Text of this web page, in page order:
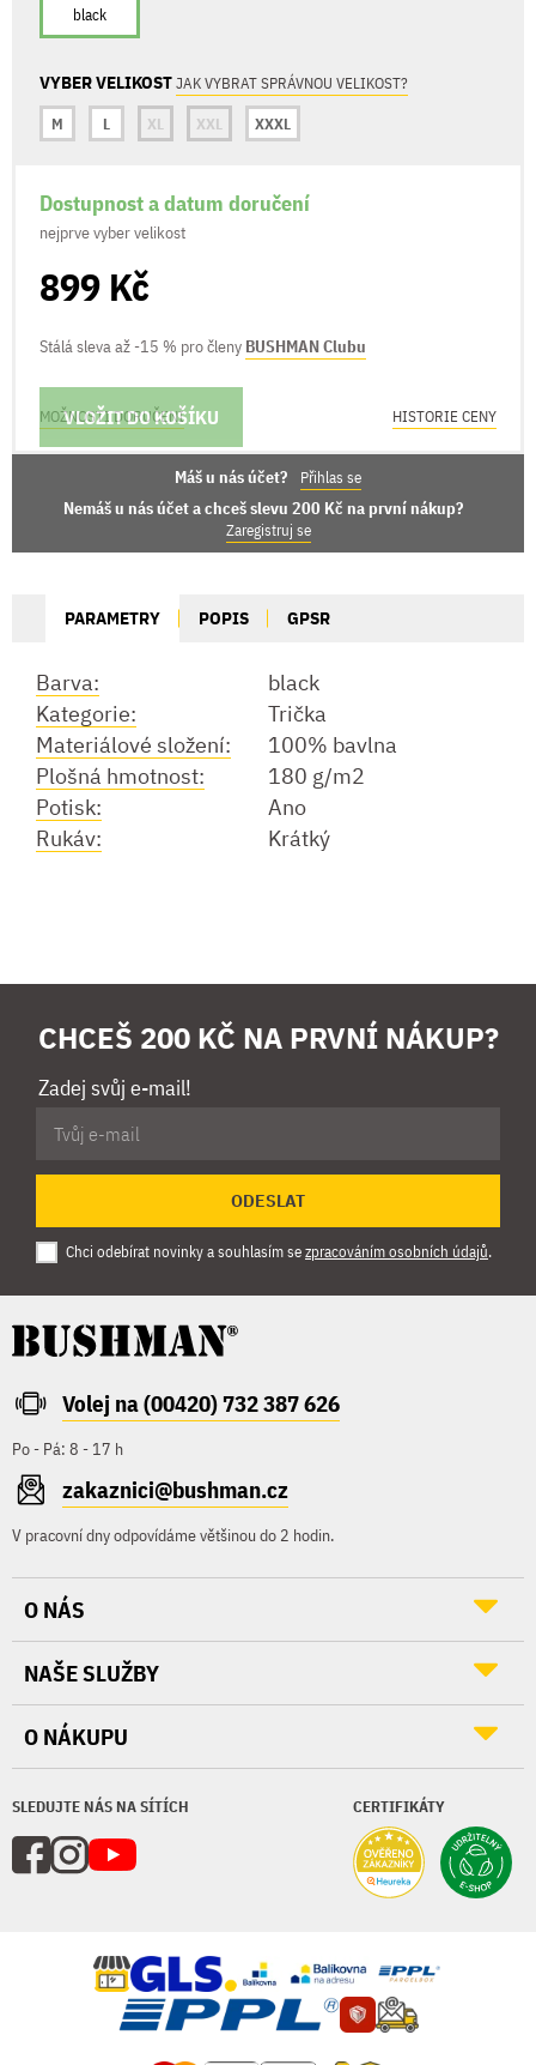
black
VYBER VELIKOSTJAK VYBRAT SPRÁVNOU VELIKOST?
M
L XL XXL XXXL
Dostupnost a datum doručení
nejprve vyber velikost
899 Kč
Stálá sleva až -15 % pro členy BUSHMAN Clubu
VLOŽIT DO KOŠÍKU
MOŽNOSTI DORUČENÍ HISTORIE CENY
Máš u nás účet? Přihlas se
Nemáš u nás účet a chceš slevu 200 Kč na první nákup?
Zaregistruj se
PARAMETRY POPIS GPSR
Barva:
black
Kategorie:
Trička
Materiálové složení:
100% bavlna
Plošná hmotnost:
180 g/m2
Potisk:
Ano
Rukáv:
Krátký
CHCEŠ 200 KČ NA PRVNÍ NÁKUP?
Zadej svůj e-mail!
ODESLAT
Chci odebírat novinky a souhlasím sezpracováním osobních údajů.
Volej na (00420) 732 387 626
Po - Pá: 8 - 17 h
zakaznici@bushman.cz
V pracovní dny odpovídáme většinou do 2 hodin.
SLEDUJTE NÁS NA SÍTÍCH CERTIFIKÁTY
O NÁS
NAŠE SLUŽBY
O NÁKUPU